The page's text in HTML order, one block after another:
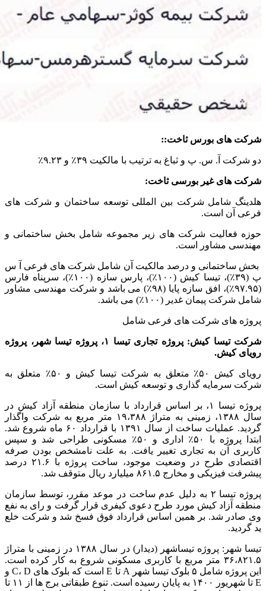
شرکت های بورس ثاخت::
دو شرکت آ. س. پ و ثباغ به ترتیب با مالکیت ۳۹٪ و ۹.۲۳٪
شرکت های غیر بورسی ثاخت:
هلدینگ شامل شرکت بین المللی توسعه ساختمان و شرکت های
فرعی آن است.
حوزه فعالیت شرکت های زیر مجموعه شامل بخش ساختمانی و
مهندسی مشاور است.
بخش ساختمانی و درصد مالکیت آن شامل شرکت های فرعی آ س
پ (۳۹٪)، تیسا کیش (۱۰۰٪)، پارس سازه (۱۰۰٪)، سرپناه فارس
(۹۷.۹۵٪)، افق سازه پایا (۹۸٪) می باشد و شرکت مهندسی مشاور
شامل شرکت پیمان غدیر (۱۰۰٪) می باشد.
پروژه های شرکت های فرعی شامل
شرکت تیسا کیش: پروژه تجاری تیسا ۱، پروژه تیسا شهر، پروژه
رویای کیش.
رویای کیش ۵۰٪ متعلق به شرکت تیسا کیش و ۵۰٪
متعلق به
شرکت سرمایه گذاری و توسعه کیش است.
پروژه تیسا ۱، بر اساس قرارداد با سازمان منطقه آزاد کیش در
سال ۱۳۸۸، زمینی به متراژ ۱۹،۳۸۸ متر مربع به شرکت واگذار
گردید. عملیات ساخت از سال ۱۳۹۱ با قرارداد ۶۰ ماه شروع شد.
ابتدا پروژه با ۵۰٪ اداری و ۵۰٪ مسکونی طراحی شد و سپس
کاربری آن به تجاری تغییر یافت. به علت نامشخص بودن صرفه
اقتصادی طرح در وضعیت موجود، ساخت پروژه با ۲۱.۶ درصد
پیشرفت فیزیکی و مخارج ۸۶۱.۵ میلیارد ریال متوقف شد.
پروژه تیسا ۲ به دلیل عدم ساخت در موعد مقرر، توسط سازمان
منطقه آزاد کیش مورد طرح دعوی کیفری قرار گرفت و رای به نفع
وی صادر شد. بر همین اساس قرارداد فوق فسخ شد و شرکت خلع
ید گردید.
تیسا شهر: پروژه تیساشهر (دیدار) در سال ۱۳۸۸ در زمینی با متراژ
۳۶،۸۲۱.۵ متر مربع با کاربری مسکونی شروع به کار کرده است.
این پروژه شامل ۵ بلوک تیسا شهر A تا E است که بلوک های C، D و
E تا شهریور ۱۴۰۰ به پایان رسیده است. تنوع طبقاتی برج ها از ۱۱ تا